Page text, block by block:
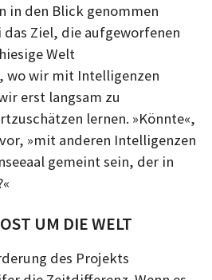
in den Blick genommen
das Ziel, die aufgeworfenen
Welt
wo wir mit Intelligenzen
erst langsam zu
lernen. »Könnte«,
»mit anderen Intelligenzen
gemeint sein, der in
UM DIE WELT
des Projekts